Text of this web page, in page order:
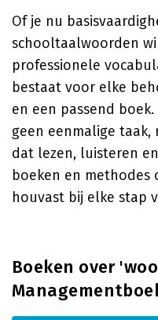
Of je nu
schooltaalwoorden
professionele
bestaat voor elke
en een passend
geen eenmalige taak,
dat lezen, luisteren
boeken en methodes
houvast bij elke stap
Boeken over